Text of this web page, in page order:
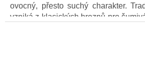
ovocný, přesto suchý charakter.
vzniká z klasických hroznů pro